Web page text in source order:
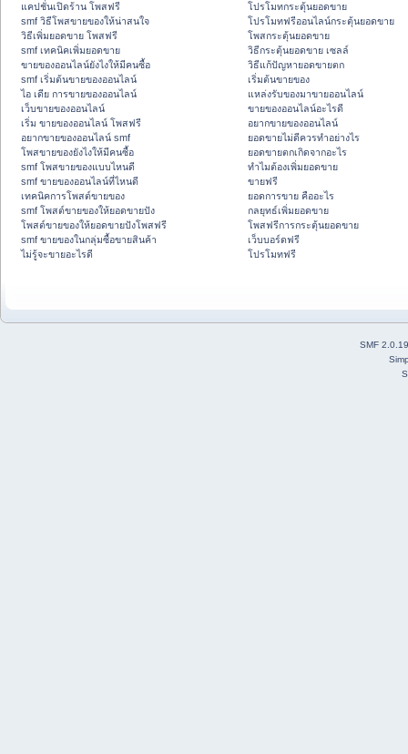
แคปชั่นเปิดร้าน โพสฟรี
smf วิธีโพสขายของให้น่าสนใจ
วิธีเพิ่มยอดขาย โพสฟรี
smf เทคนิคเพิ่มยอดขาย
ขายของออนไลน์ยังไงให้มีคนซื้อ
smf เริ่มต้นขายของออนไลน์
ไอ เดีย การขายของออนไลน์
เว็บขายของออนไลน์
เริ่ม ขายของออนไลน์ โพสฟรี
อยากขายของออนไลน์ smf
โพสขายของยังไงให้มีคนซื้อ
smf โพสขายของแบบไหนดี
smf ขายของออนไลน์ที่ไหนดี
เทคนิคการโพสต์ขายของ
smf โพสต์ขายของให้ยอดขายปัง
โพสต์ขายของให้ยอดขายปังโพสฟรี
smf ขายของในกลุ่มซื้อขายสินค้า
ไม่รู้จะขายอะไรดี
โปรโมทกระตุ้นยอดขาย
โปรโมทฟรีออนไลน์กระตุ้นยอดขาย
โพสกระตุ้นยอดขาย
วิธีกระตุ้นยอดขาย เซลล์
วิธีแก้ปัญหายอดขายตก
เริ่มต้นขายของ
แหล่งรับของมาขายออนไลน์
ขายของออนไลน์อะไรดี
อยากขายของออนไลน์
ยอดขายไม่ดีควรทำอย่างไร
ยอดขายตกเกิดจากอะไร
ทำไมต้องเพิ่มยอดขาย
ขายฟรี
ยอดการขาย คืออะไร
กลยุทธ์เพิ่มยอดขาย
โพสฟรีการกระตุ้นยอดขาย
เว็บบอร์ดฟรี
โปรโมทฟรี
SMF 2.0.19